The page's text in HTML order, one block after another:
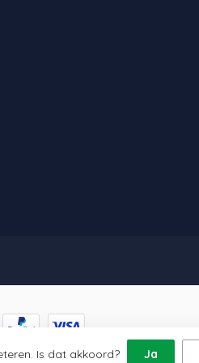
Is dat akkoord? Ja